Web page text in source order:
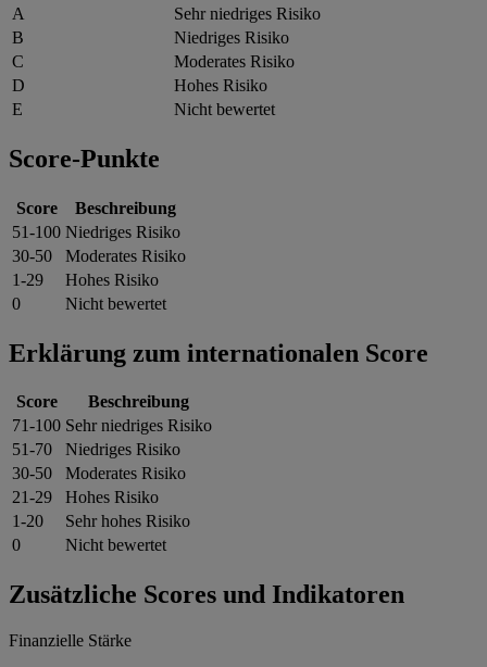
A
Sehr niedriges Risiko
B
Niedriges Risiko
C
Moderates Risiko
D
Hohes Risiko
E
Nicht bewertet
Score-Punkte
Score
Beschreibung
51-100 Niedriges Risiko
30-50
Moderates Risiko
1-29
Hohes Risiko
0
Nicht bewertet
Erklärung zum internationalen Score
Score
Beschreibung
71-100 Sehr niedriges Risiko
51-70
Niedriges Risiko
30-50
Moderates Risiko
21-29
Hohes Risiko
1-20
Sehr hohes Risiko
0
Nicht bewertet
Zusätzliche Scores und Indikatoren
Finanzielle Stärke